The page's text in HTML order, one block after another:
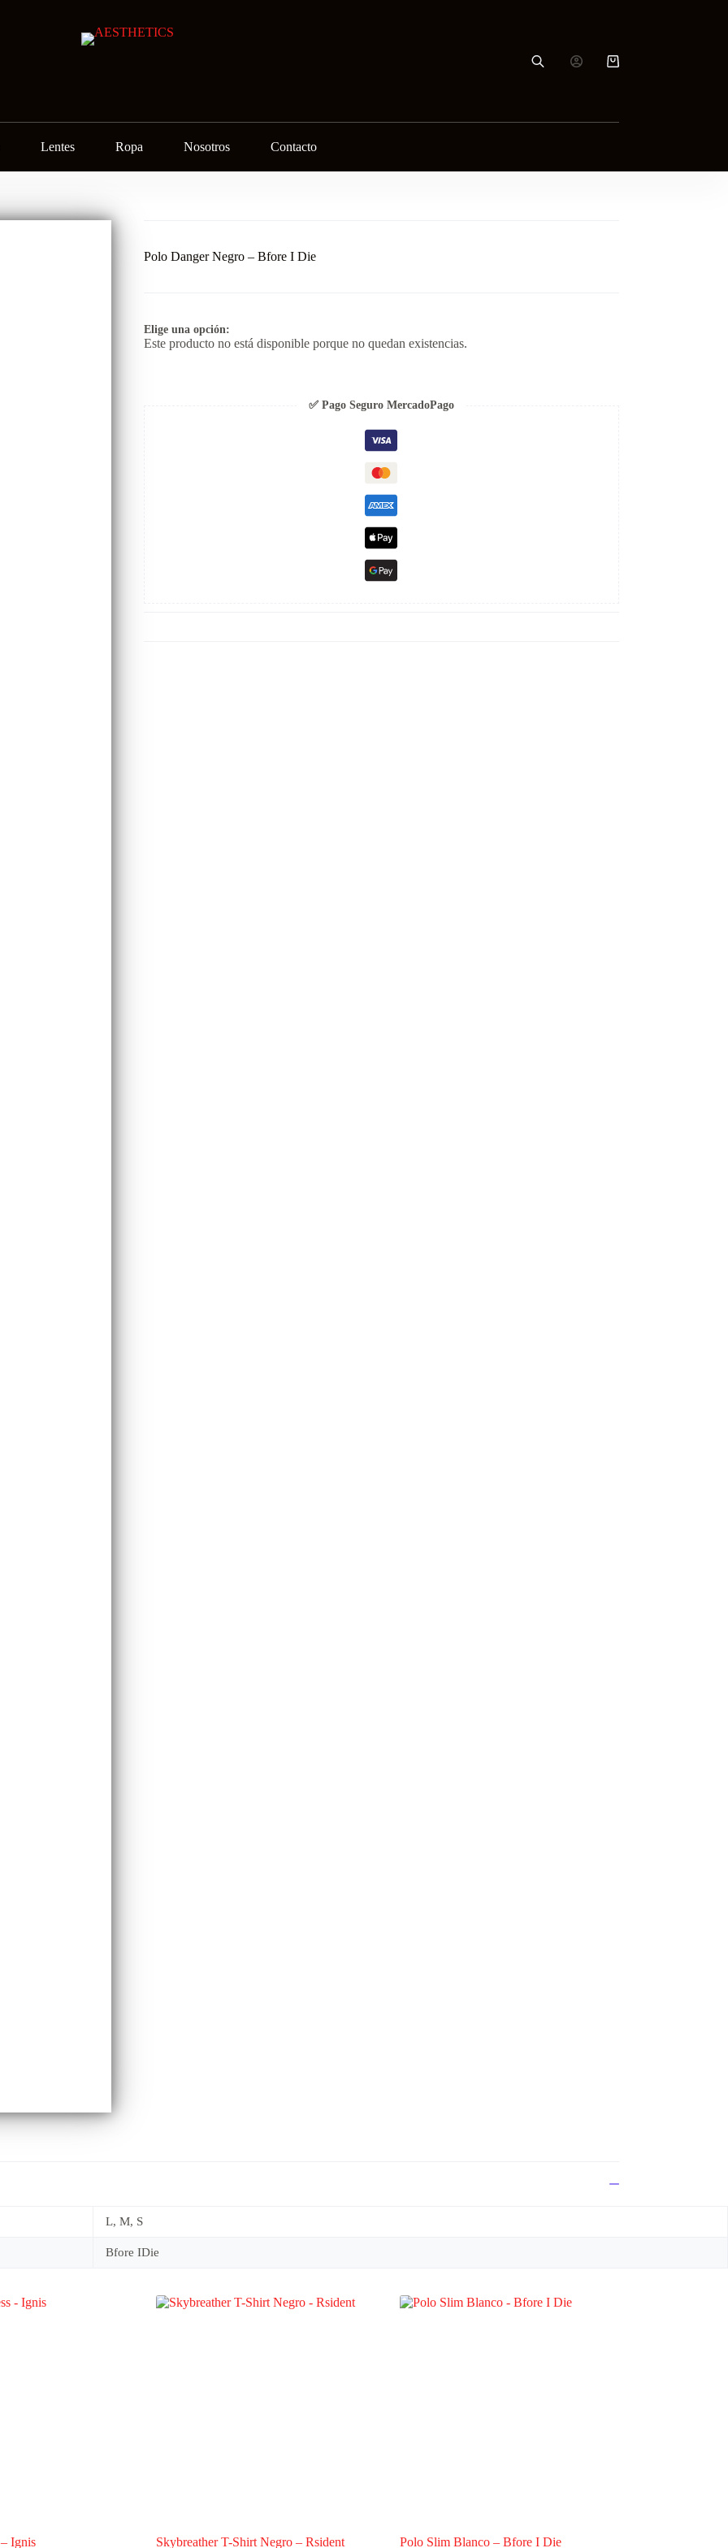
Carro
Lentes Ropa Nosotros Contacto
Polo Danger Negro – Bfore I Die
Elige una opción:
Este producto no está disponible porque no quedan existencias.
✅ Pago Seguro MercadoPago
L, M, S
Bfore IDie
Ignis Skybreather T-Shirt Negro – Rsident Polo Slim Blanco – Bfore I Die